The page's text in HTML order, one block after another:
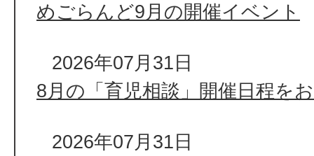
めごらんど9月の開催イベント
2026年07月31日
8月の「育児相談」開催日程を
2026年07月31日